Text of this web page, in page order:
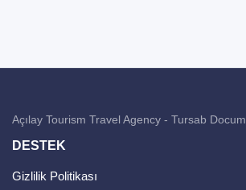
Açılay Tourism Travel Agency - Tursab
DESTEK
Gizlilik Politikası